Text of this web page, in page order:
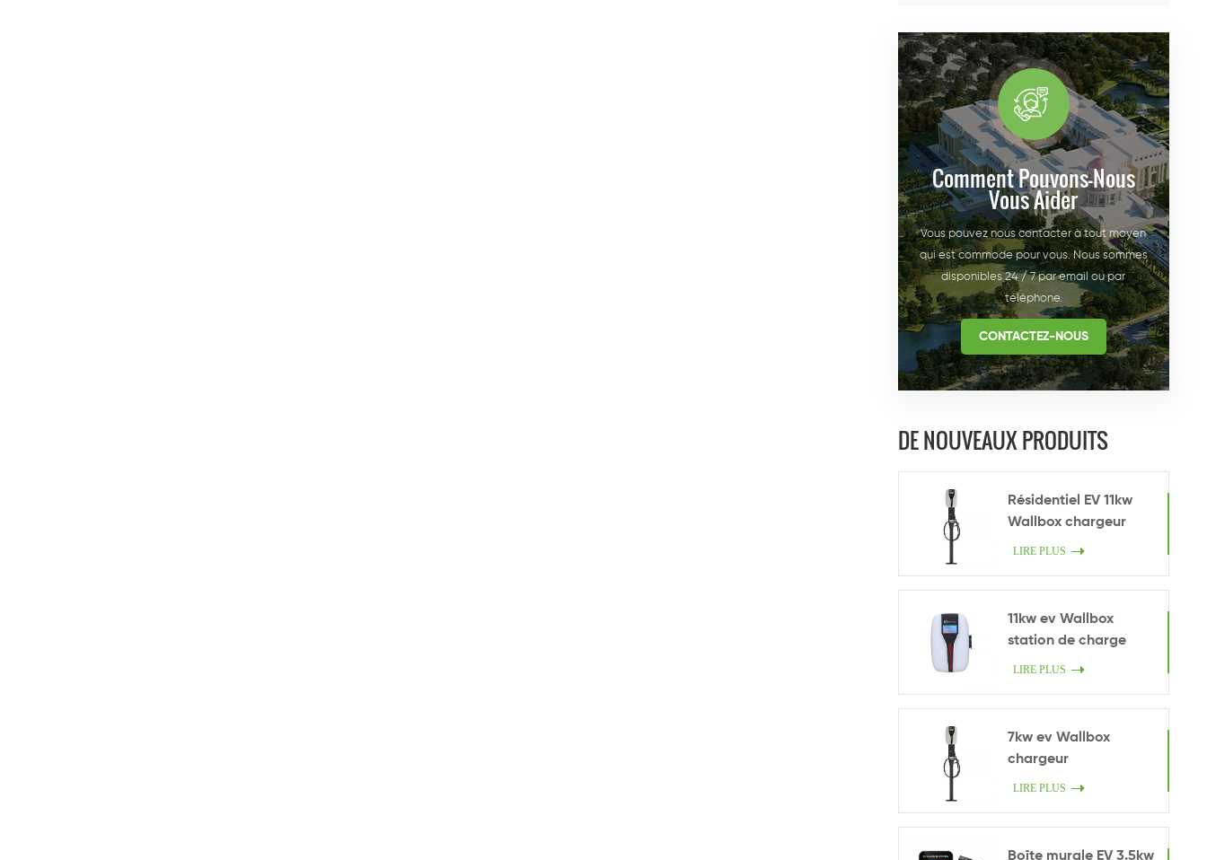
Comment Pouvons-Nous
Vous Aider
Vous pouvez nous contacter à tout moyen
qui est commode pour vous. Nous sommes
disponibles 24 / 7 par email ou par
téléphone.
CONTACTEZ-NOUS
DE NOUVEAUX PRODUITS
Résidentiel EV 11kw
Wallbox chargeur
LIRE PLUS
11kw ev Wallbox
station de charge
LIRE PLUS
7kw ev Wallbox
chargeur
LIRE PLUS
Boîte murale EV 3.5kw